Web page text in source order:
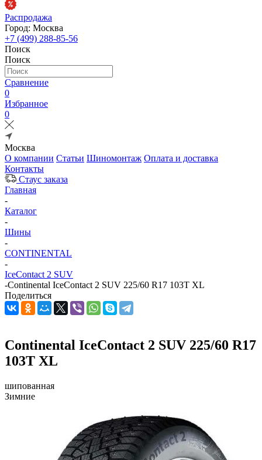
Распродажа
Город: Москва
+7 (499) 288-85-56
Поиск
Поиск
Сравнение
0
Избранное
0
Москва
О компании Статьи Шиномонтаж Оплата и доставка
Контакты
Стаус заказа
Главная
-
Каталог
-
Шины
-
CONTINENTAL
-
IceContact 2 SUV
-Continental IceContact 2 SUV 225/60 R17 103T XL
Поделиться
Continental IceContact 2 SUV 225/60 R17
103T XL
шипованная
Зимние